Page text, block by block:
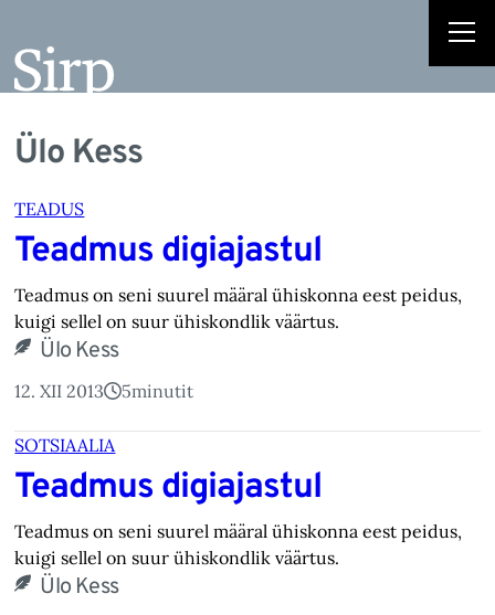
Ülo Kess
TEADUS
Teadmus digiajastul
Teadmus on seni suurel määral ühiskonna eest peidus,
kuigi sellel on suur ühiskondlik väärtus.
Ülo Kess
12. XII 2013 5minutit
SOTSIAALIA
Teadmus digiajastul
Teadmus on seni suurel määral ühiskonna eest peidus,
kuigi sellel on suur ühiskondlik väärtus.
Ülo Kess